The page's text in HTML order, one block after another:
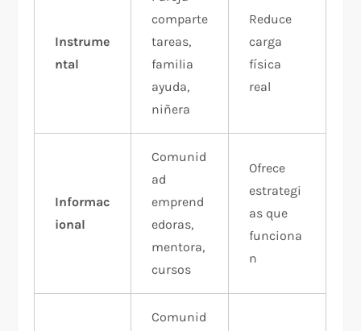
Instrume
ntal
comparte
tareas,
familia
ayuda,
niñera
Reduce
carga
física
real
Informac
ional
Comunid
ad
emprend
edoras,
mentora,
cursos
Ofrece
estrategi
as que
funciona
n
Comunid